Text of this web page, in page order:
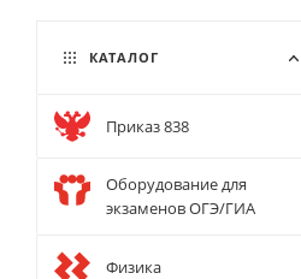
КАТАЛОГ
Приказ 838
Оборудование для
экзаменов ОГЭ/ГИА
Физика